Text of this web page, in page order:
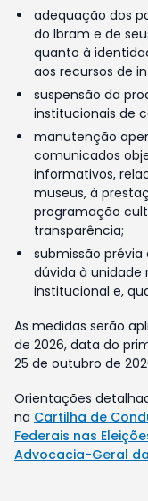
adequação dos
do Ibram e de
quanto à
aos recursos de
suspensão da
institucionais de
manutenção
comunicados
informativos,
museus, à
programação
transparência;
submissão
dúvida à unidade
institucional e,
As medidas serão
de 2026, data do
25 de outubro de
Orientações
na Cartilha de
Federais nas
Advocacia-Geral